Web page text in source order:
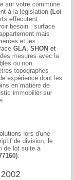
sur votre commune
à la législation(Loi
effecutent
besoin : surface
mais
et les
GLA, SHON et
mesures avec la
ou non.
topographes
expérience dont les
en matière de
immobilier sur
lors d'une
de division, le
de lot suite à
.